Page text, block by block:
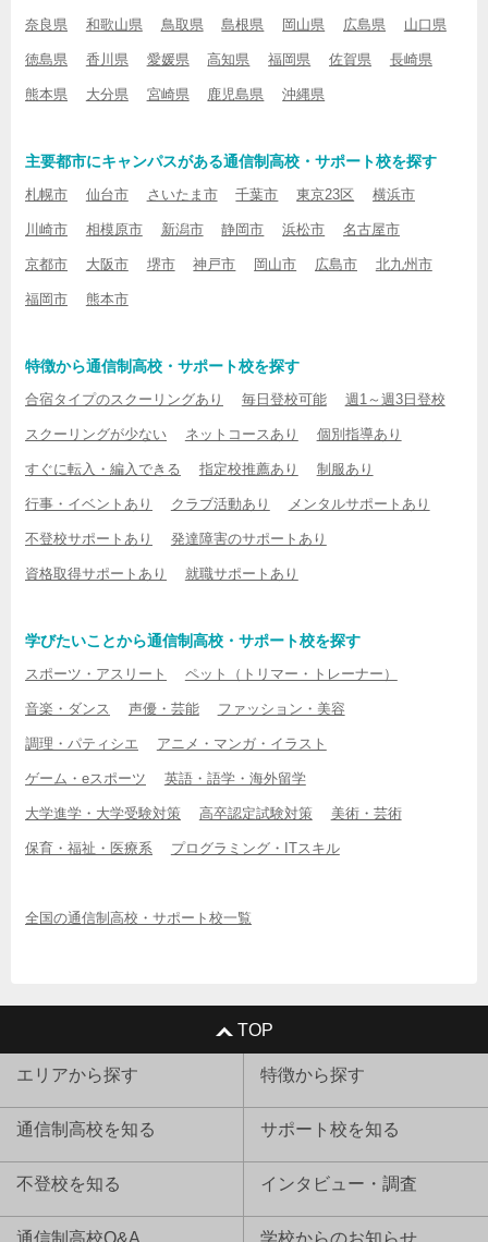
奈良県 和歌山県 鳥取県 島根県 岡山県 広島県 山口県
徳島県 香川県 愛媛県 高知県 福岡県 佐賀県 長崎県
熊本県 大分県 宮崎県 鹿児島県 沖縄県
主要都市にキャンパスがある通信制高校・サポート校を探す
札幌市 仙台市 さいたま市 千葉市 東京23区 横浜市
川崎市 相模原市 新潟市 静岡市 浜松市 名古屋市
京都市 大阪市 堺市 神戸市 岡山市 広島市 北九州市
福岡市 熊本市
特徴から通信制高校・サポート校を探す
合宿タイプのスクーリングあり 毎日登校可能 週1～週3日登校
スクーリングが少ない ネットコースあり 個別指導あり
すぐに転入・編入できる 指定校推薦あり 制服あり
行事・イベントあり クラブ活動あり メンタルサポートあり
不登校サポートあり 発達障害のサポートあり
資格取得サポートあり 就職サポートあり
学びたいことから通信制高校・サポート校を探す
スポーツ・アスリート ペット（トリマー・トレーナー）
音楽・ダンス 声優・芸能 ファッション・美容
調理・パティシエ アニメ・マンガ・イラスト
ゲーム・eスポーツ 英語・語学・海外留学
大学進学・大学受験対策 高卒認定試験対策 美術・芸術
保育・福祉・医療系 プログラミング・ITスキル
全国の通信制高校・サポート校一覧
TOP
エリアから探す 特徴から探す
通信制高校を知る サポート校を知る
不登校を知る インタビュー・調査